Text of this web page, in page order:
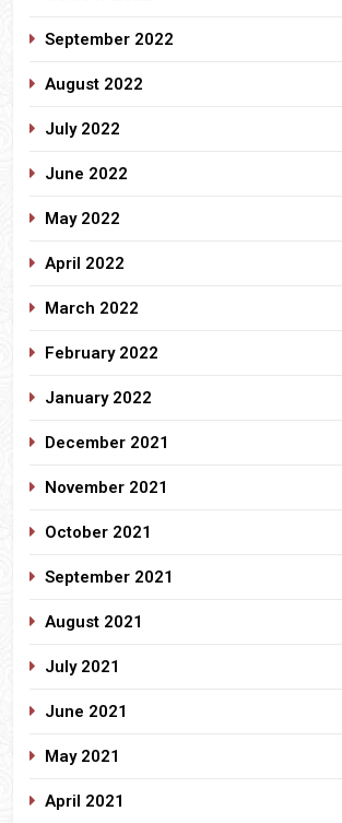
September 2022
August 2022
July 2022
June 2022
May 2022
April 2022
March 2022
February 2022
January 2022
December 2021
November 2021
October 2021
September 2021
August 2021
July 2021
June 2021
May 2021
April 2021